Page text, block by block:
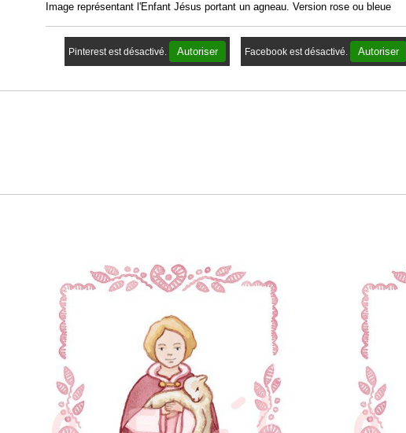
Image représentant l'Enfant Jésus portant un agneau. Version rose ou bleue
Pinterest est désactivé. Autoriser Facebook est désactivé. Autoriser